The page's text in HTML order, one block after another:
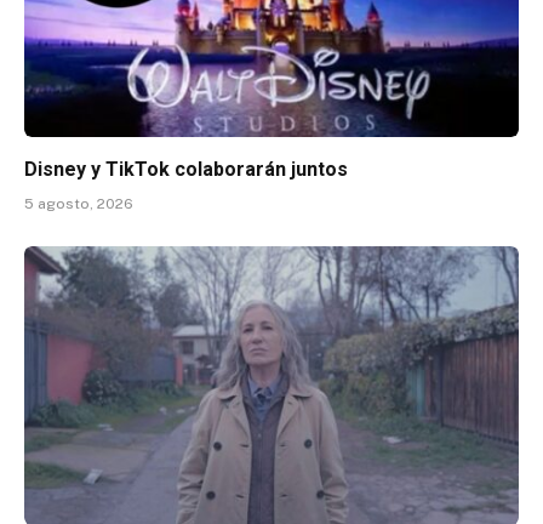
Disney y TikTok colaborarán juntos
5 agosto, 2026